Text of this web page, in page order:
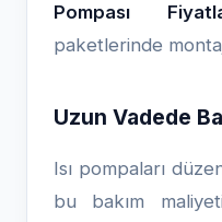
Pompası
paketlerinde
Uzun Vadede
Isı pompaları
bu bakım